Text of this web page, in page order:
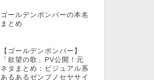
ゴールデンボンバーの本名
まとめ
【ゴールデンボンバー】
「欲望の歌」PV公開！元
ネタまとめ：ビジュアル系
あるあるゼンブノセヤサイ